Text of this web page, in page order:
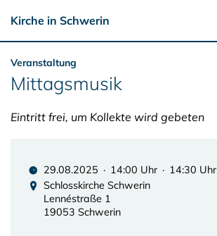
Kirche in Schwerin
Veranstaltung
Mittagsmusik
Eintritt frei, um Kollekte wird gebeten
29.08.2025 · 14:00 Uhr · 14:30 Uhr
Schlosskirche Schwerin
Lennéstraße 1
19053 Schwerin